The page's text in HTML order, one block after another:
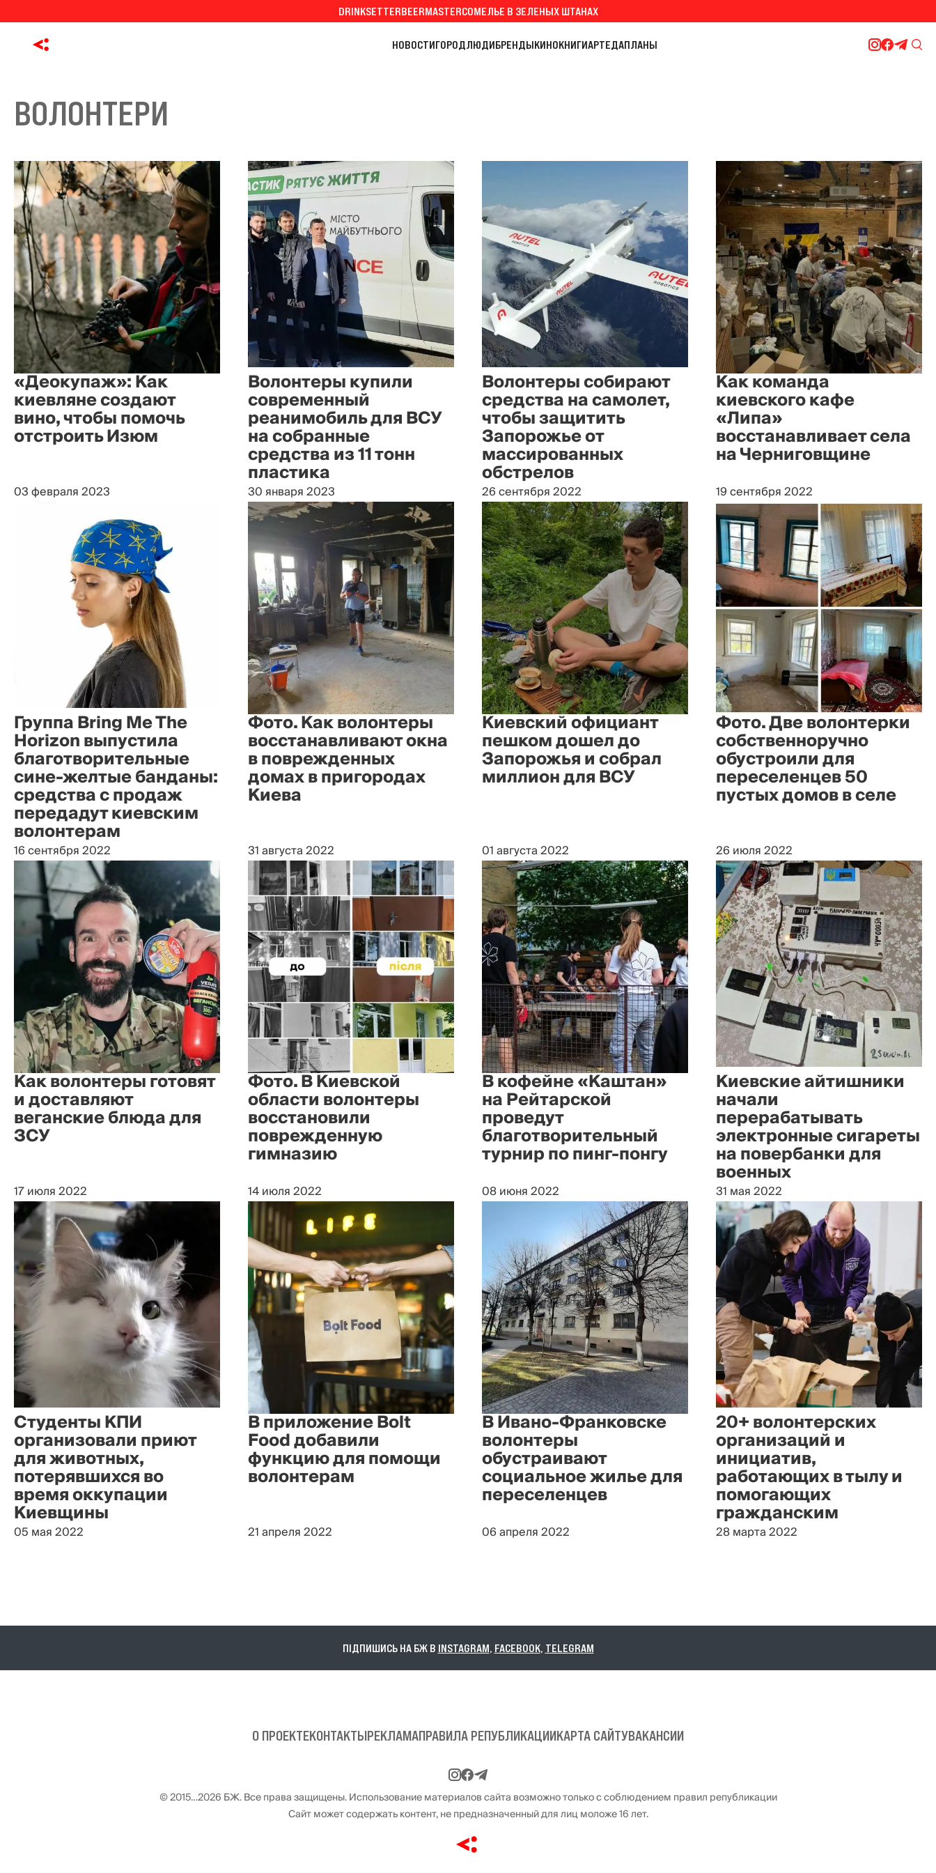
DRINKSETTERBEERMASTERСОМЕЛЬЕ В ЗЕЛЕНЫХ ШТАНАХ
НОВОСТИГОРОДЛЮДИБРЕНДЫКИНОКНИГИАРТЕДАПЛАНЫ
ВОЛОНТЕРИ
«Деокупаж»: Как
киевляне создают
вино, чтобы помочь
отстроить Изюм
03 февраля 2023
Волонтеры купили
современный
реанимобиль для ВСУ
на собранные
средства из 11 тонн
пластика
30 января 2023
Волонтеры собирают
средства на самолет,
чтобы защитить
Запорожье от
массированных
обстрелов
26 сентября 2022
Как команда
киевского кафе
«Липа»
восстанавливает села
на Черниговщине
19 сентября 2022
Группа Bring Me The
Horizon выпустила
благотворительные
сине-желтые банданы:
средства с продаж
передадут киевским
волонтерам
16 сентября 2022
Фото. Как волонтеры
восстанавливают окна
в поврежденных
домах в пригородах
Киева
31 августа 2022
Киевский официант
пешком дошел до
Запорожья и собрал
миллион для ВСУ
01 августа 2022
Фото. Две волонтерки
собственноручно
обустроили для
переселенцев 50
пустых домов в селе
26 июля 2022
Как волонтеры готовят
и доставляют
веганские блюда для
ЗСУ
17 июля 2022
Фото. В Киевской
области волонтеры
восстановили
поврежденную
гимназию
14 июля 2022
В кофейне «Каштан»
на Рейтарской
проведут
благотворительный
турнир по пинг-понгу
08 июня 2022
Киевские айтишники
начали
перерабатывать
электронные сигареты
на повербанки для
военных
31 мая 2022
Студенты КПИ
организовали приют
для животных,
потерявшихся во
время оккупации
Киевщины
05 мая 2022
В приложение Bolt
Food добавили
функцию для помощи
волонтерам
21 апреля 2022
В Ивано-Франковске
волонтеры
обустраивают
социальное жилье для
переселенцев
06 апреля 2022
20+ волонтерских
организаций и
инициатив,
работающих в тылу и
помогающих
гражданским
28 марта 2022
ПІДПИШИСЬ НА БЖ В INSTAGRAM, FACEBOOK, TELEGRAM
О ПРОЕКТЕКОНТАКТЫРЕКЛАМАПРАВИЛА РЕПУБЛИКАЦИИКАРТА САЙТУВАКАНСИИ
© 2015…2026 БЖ. Все права защищены. Использование материалов сайта возможно только с соблюдением правил републикации
Сайт может содержать контент, не предназначенный для лиц моложе 16 лет.